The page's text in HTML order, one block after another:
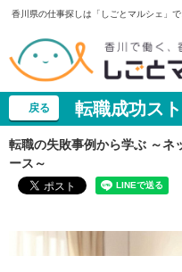
香川県の仕事探しは「しごとマルシェ」で
戻る 転職成功ス
転職の失敗事例から学ぶ ～ネ
ース～